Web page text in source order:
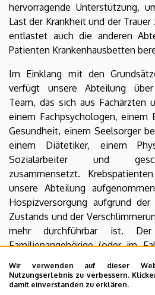
Wir verwenden auf dieser
Nutzungserlebnis zu verbessern.
damit einverstanden zu erklären.
hervorragende Unterstützung,
Last der Krankheit und der
entlastet auch die anderen
Patienten Krankenhausbetten
Im Einklang mit den
verfügt unsere Abteilung
Team, das sich aus Fachärzten
einem Fachpsychologen, einem
Gesundheit, einem Seelsorger
einem Diätetiker, einem
Sozialarbeiter und
zusammensetzt.
unsere Abteilung
Hospizversorgung aufgrund
Zustands und der
mehr durchführbar ist.
Familienangehörige (oder im
Sachlage ihre schriftliche
geben. Eine Ausnahme kann